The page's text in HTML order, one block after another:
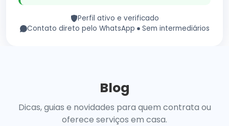
Perfil ativo e verificado
Contato direto pelo WhatsApp
Sem intermediários
Blog
Dicas, guias e novidades para quem contrata ou
oferece serviços em casa.